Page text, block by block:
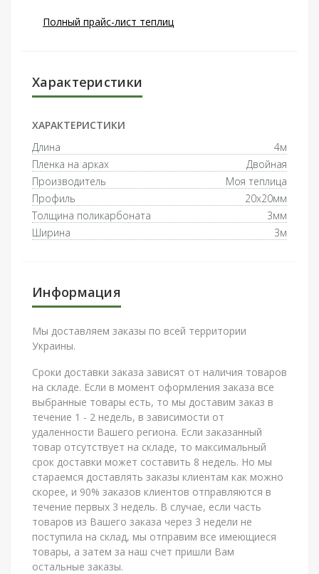
Полный прайс-лист теплиц
Характеристики
ХАРАКТЕРИСТИКИ
Длина
4м
Пленка на арках
Двойная
Производитель
Моя теплица
Профиль
20x20мм
Толщина поликарбоната
3мм
Ширина
3м
Информация
Мы доставляем заказы по всей территории
Украины.
Сроки доставки заказа зависят от наличия товаров
на складе. Если в момент оформления заказа все
выбранные товары есть, то мы доставим заказ в
течение 1 - 2 недель, в зависимости от
удаленности Вашего региона. Если заказанный
товар отсутствует на складе, то максимальный
срок доставки может составить 8 недель. Но мы
стараемся доставлять заказы клиентам как можно
скорее, и 90% заказов клиентов отправляются в
течение первых 3 недель. В случае, если часть
товаров из Вашего заказа через 3 недели не
поступила на склад, мы отправим все имеющиеся
товары, а затем за наш счет пришли Вам
остальные заказы.